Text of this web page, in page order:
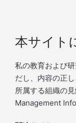
本サイト
私の教育および
だし、内容の正
所属する組織の
Management